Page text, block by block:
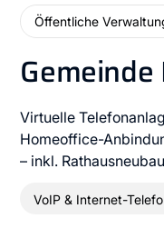
Öffentliche
Gemeinde
Virtuelle
Homeoffice-
– inkl.
VoIP & Internet-